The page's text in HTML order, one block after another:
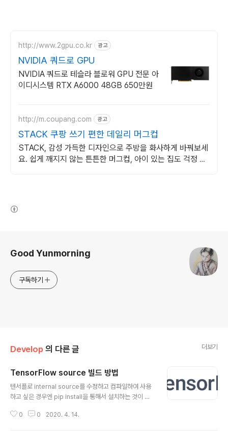
http://www.2gpu.co.kr 광고
NVIDIA 쿼드로 GPU
NVIDIA 쿼드로 테슬라 블로워 GPU 전문 아
이디시스템 RTX A6000 48GB 650만원
http://m.coupang.com 광고
STACK 쿠팡 쓰기 편한 데일리 머그컵
STACK, 감성 가득한 디자인으로 주방을 화사하게 바꿔보세
요. 쉽게 깨지지 않는 튼튼한 머그컵, 아이 있는 집도 걱정 마
Good Yunmorning
구독하기
Develop 의 다른 글 더보기
TensorFlow source 빌드 방법
텐서플로 internal source를 수정하고 컴파일하여 사용
하고 싶은 경우엔 pip install을 통해서 설치하는 것이 아
www.tensorflow.org/install/source에 자세한 설명
0 0 2020. 4. 14.